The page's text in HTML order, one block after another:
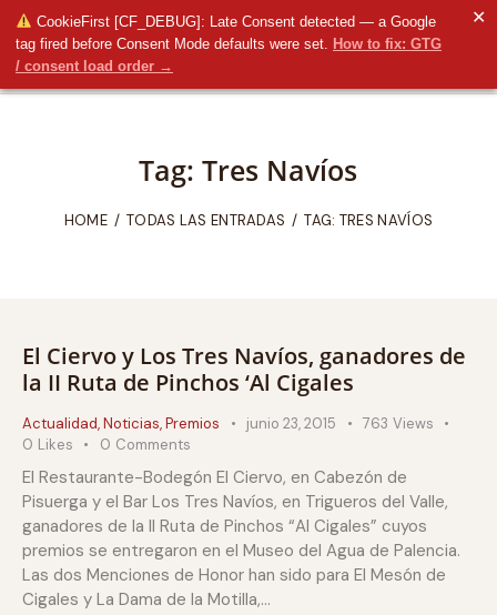
CookieFirst [CF_DEBUG]: Late Consent detected — a Google
tag fired before Consent Mode defaults were set. How to fix: GTG
/ consent load order →
✕
Tag: Tres Navíos
HOME TODAS LAS ENTRADAS TAG: TRES NAVÍOS
El Ciervo y Los Tres Navíos, ganadores de
la II Ruta de Pinchos ‘Al Cigales
Actualidad,Noticias,Premios junio 23, 2015 763 Views
0 Likes 0 Comments
El Restaurante-Bodegón El Ciervo, en Cabezón de
Pisuerga y el Bar Los Tres Navíos, en Trigueros del Valle,
ganadores de la II Ruta de Pinchos “Al Cigales” cuyos
premios se entregaron en el Museo del Agua de Palencia.
Las dos Menciones de Honor han sido para El Mesón de
Cigales y La Dama de la Motilla,…